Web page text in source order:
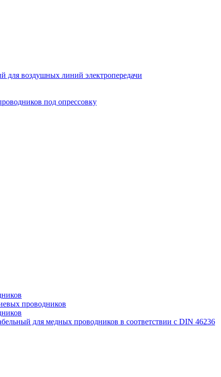
для воздушных линий электропередачи
под опрессовку
проводников
для медных проводников в соответствии с DIN 46236